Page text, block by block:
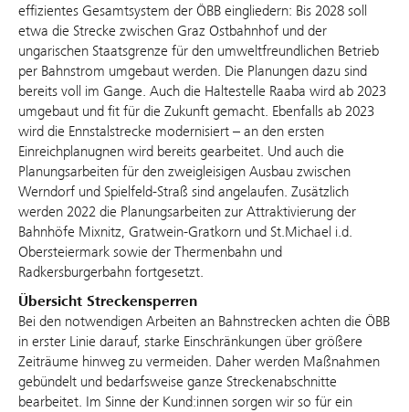
effizientes Gesamtsystem der ÖBB eingliedern: Bis 2028 soll
etwa die Strecke zwischen Graz Ostbahnhof und der
ungarischen Staatsgrenze für den umweltfreundlichen Betrieb
per Bahnstrom umgebaut werden. Die Planungen dazu sind
bereits voll im Gange. Auch die Haltestelle Raaba wird ab 2023
umgebaut und fit für die Zukunft gemacht. Ebenfalls ab 2023
wird die Ennstalstrecke modernisiert – an den ersten
Einreichplanugnen wird bereits gearbeitet. Und auch die
Planungsarbeiten für den zweigleisigen Ausbau zwischen
Werndorf und Spielfeld-Straß sind angelaufen. Zusätzlich
werden 2022 die Planungsarbeiten zur Attraktivierung der
Bahnhöfe Mixnitz, Gratwein-Gratkorn und St.Michael i.d.
Obersteiermark sowie der Thermenbahn und
Radkersburgerbahn fortgesetzt.
Übersicht Streckensperren
Bei den notwendigen Arbeiten an Bahnstrecken achten die ÖBB
in erster Linie darauf, starke Einschränkungen über größere
Zeiträume hinweg zu vermeiden. Daher werden Maßnahmen
gebündelt und bedarfsweise ganze Streckenabschnitte
bearbeitet. Im Sinne der Kund:innen sorgen wir so für ein